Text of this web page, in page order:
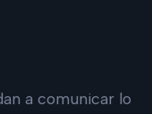
a comunicar lo